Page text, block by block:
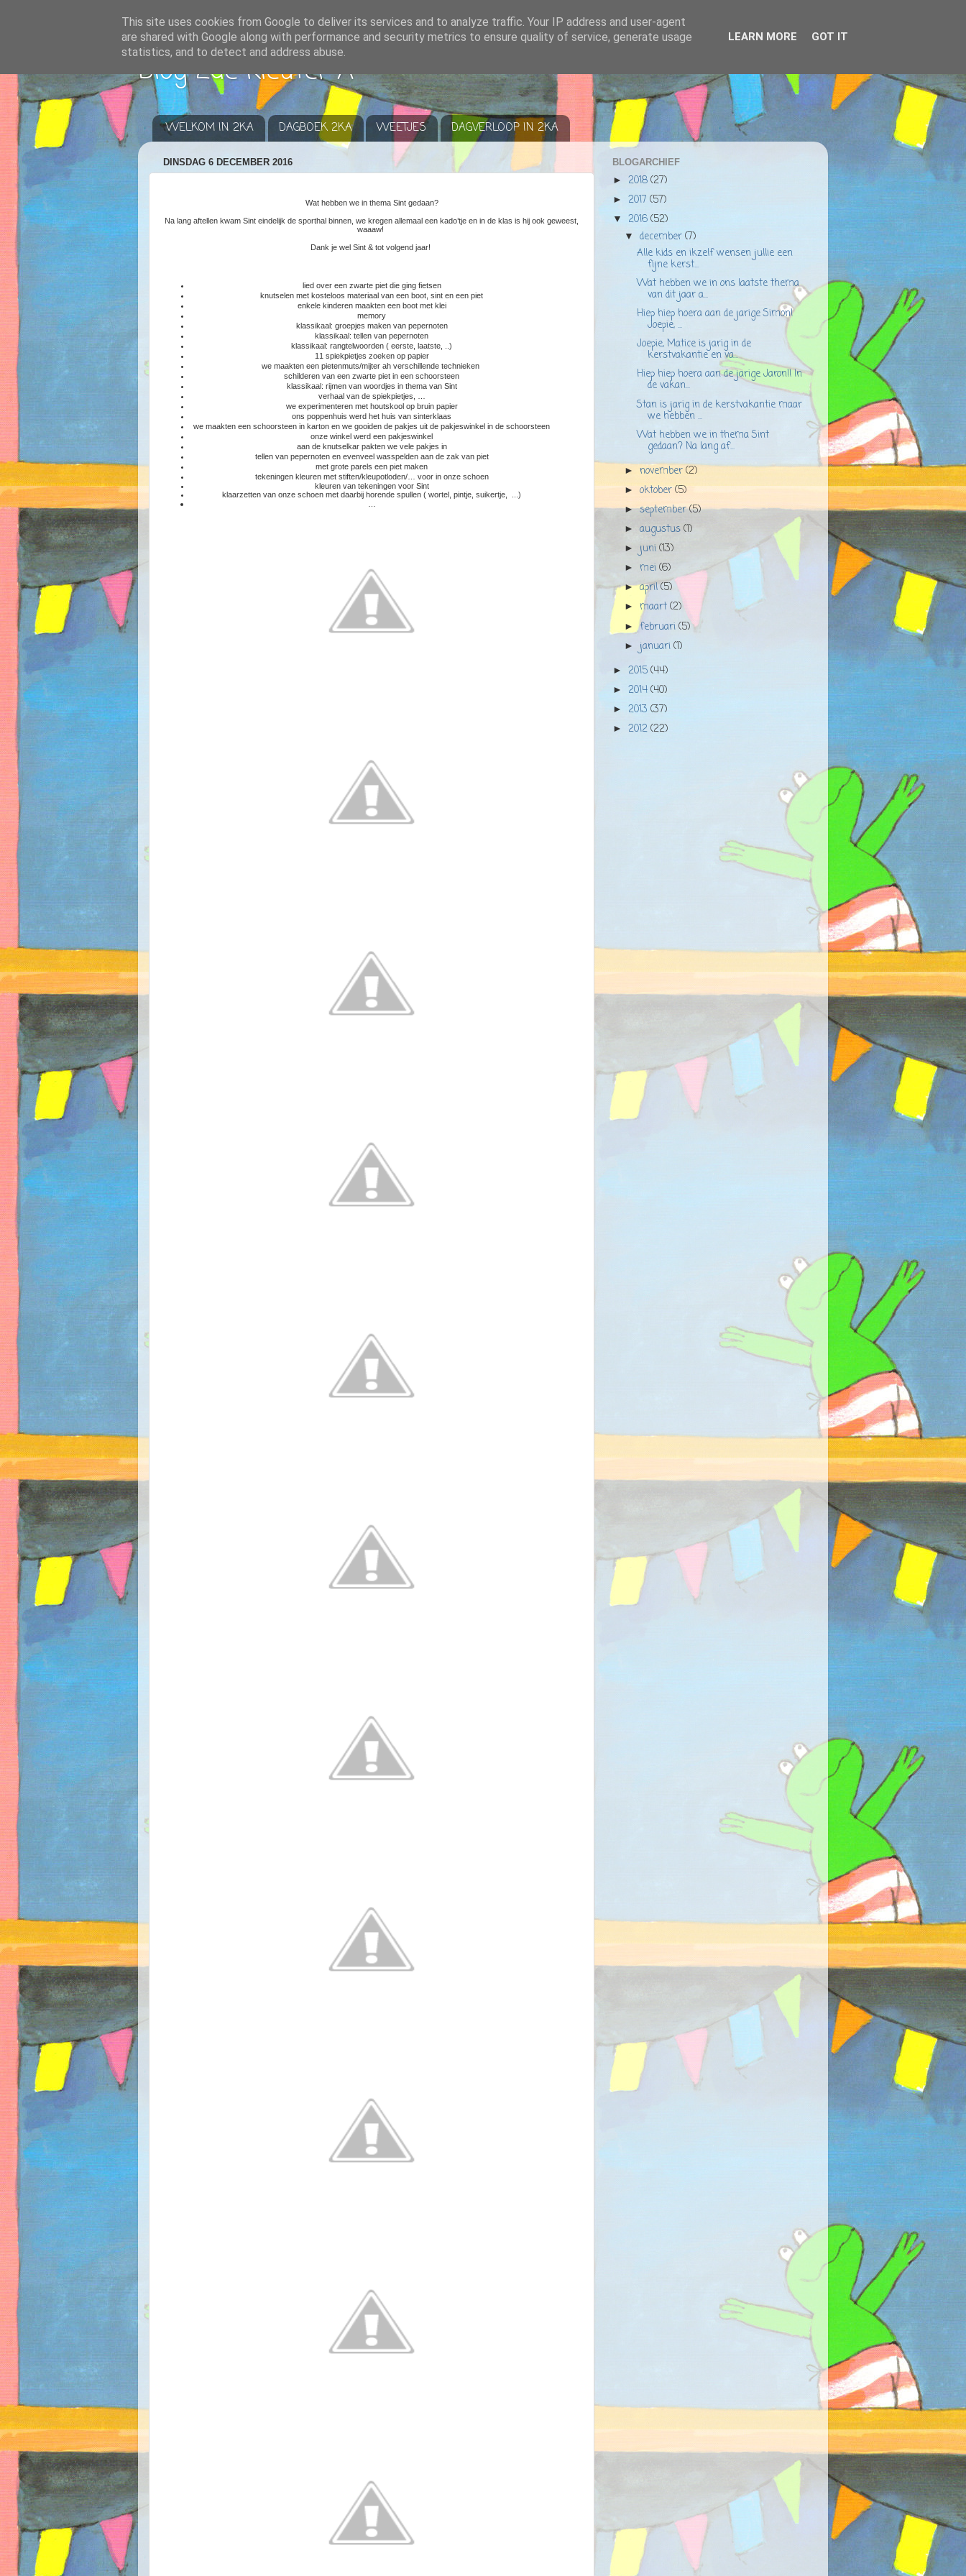
Blog 2de kleuter A
WELKOM IN 2KA DAGBOEK 2KA WEETJES DAGVERLOOP IN 2KA
DINSDAG 6 DECEMBER 2016
Wat hebben we in thema Sint gedaan?
Na lang aftellen kwam Sint eindelijk de sporthal binnen, we kregen allemaal een kado’tje en in de klas is hij ook geweest,
waaaw!
Dank je wel Sint & tot volgend jaar!
lied over een zwarte piet die ging fietsen
knutselen met kosteloos materiaal van een boot, sint en een piet
enkele kinderen maakten een boot met klei
memory
klassikaal: groepjes maken van pepernoten
klassikaal: tellen van pepernoten
klassikaal: rangtelwoorden ( eerste, laatste, ..)
11 spiekpietjes zoeken op papier
we maakten een pietenmuts/mijter ah verschillende technieken
schilderen van een zwarte piet in een schoorsteen
klassikaal: rijmen van woordjes in thema van Sint
verhaal van de spiekpietjes, …
we experimenteren met houtskool op bruin papier
ons poppenhuis werd het huis van sinterklaas
we maakten een schoorsteen in karton en we gooiden de pakjes uit de pakjeswinkel in de schoorsteen
onze winkel werd een pakjeswinkel
aan de knutselkar pakten we vele pakjes in
tellen van pepernoten en evenveel wasspelden aan de zak van piet
met grote parels een piet maken
tekeningen kleuren met stiften/kleupotloden/… voor in onze schoen
kleuren van tekeningen voor Sint
klaarzetten van onze schoen met daarbij horende spullen ( wortel, pintje, suikertje, ...)
…
BLOGARCHIEF
► 2018(27)
► 2017 (57)
▼ 2016(52)
▼december(7)
Alle kids en ikzelf wensen jullie een
fijne kerst...
Wat hebben we in ons laatste thema
van dit jaar a...
Hiep hiep hoera aan de jarige Simon!
Joepie, ...
Joepie, Matice is jarig in de
kerstvakantie en va...
Hiep hiep hoera aan de jarige Jaron!! In
de vakan...
Stan is jarig in de kerstvakantie maar
we hebben ...
Wat hebben we in thema Sint
gedaan? Na lang af...
►november(2)
►oktober(5)
►september(5)
►augustus(1)
► juni(13)
►mei(6)
►april(5)
►maart(2)
►februari(5)
► januari(1)
► 2015(44)
► 2014(40)
► 2013 (37)
► 2012(22)
This site uses cookies from Google to deliver its services and to analyze traffic. Your IP address and user-agent
are shared with Google along with performance and security metrics to ensure quality of service, generate usage
statistics, and to detect and address abuse.
LEARN MORE GOT IT